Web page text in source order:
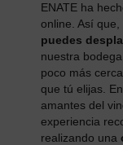
ENATE ha
online. Así
puedes
nuestra
poco más
que tú elijas.
amantes del
experiencia
realizando una